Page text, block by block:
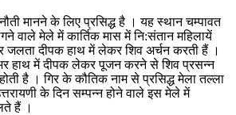
मानने के लिए प्रसिद्ध है । यह स्थान चम्पावत
वाले मेले में कार्तिक मास में नि:संतान महिलायें
जलता दीपक हाथ में लेकर शिव अर्चन करती हैं ।
हाथ में दीपक लेकर पूजन करने से शिव प्रसन्न
है । गिर के कौतिक नाम से प्रसिद्ध मेला तल्ला
के दिन सम्पन्न होने वाले इस मेले में
हैं ।